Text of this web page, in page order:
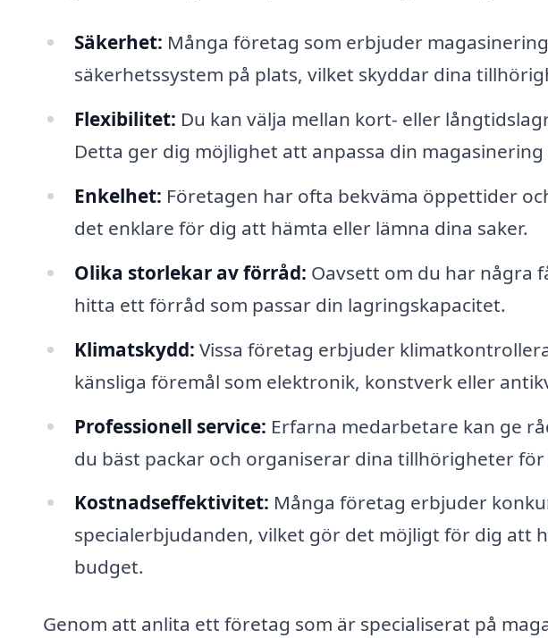
Säkerhet: Många företag som erbjuder
säkerhetssystem på plats, vilket skyddar dina
Flexibilitet: Du kan välja mellan kort- eller
Detta ger dig möjlighet att anpassa din
Enkelhet: Företagen har ofta bekväma öppettider
det enklare för dig att hämta eller lämna dina saker.
Olika storlekar av förråd: Oavsett om du har några
hitta ett förråd som passar din lagringskapacitet.
Klimatskydd: Vissa företag erbjuder
känsliga föremål som elektronik, konstverk eller
Professionell service: Erfarna medarbetare kan ge
du bäst packar och organiserar dina tillhörigheter
Kostnadseffektivitet: Många företag erbjuder
specialerbjudanden, vilket gör det möjligt för dig att
budget.
Genom att anlita ett företag som är specialiserat på